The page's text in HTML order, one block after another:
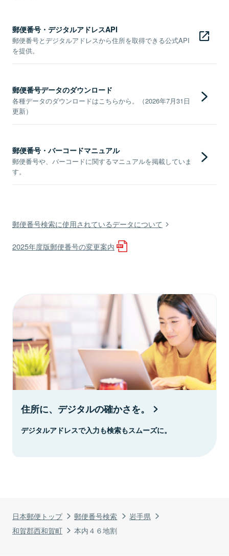
日本郵便トップ 郵便番号検索
岩手県
和賀郡西和賀町
本内４６地割
郵便番号・デジタルアドレスAPI
郵便番号とデジタルアドレスから住所を取得できる公式API
を提供。
郵便番号データのダウンロード
各種データのダウンロードはこちらから。（2026年7月31日
更新）
郵便番号・バーコードマニュアル
郵便番号や、バーコードに関するマニュアルを掲載していま
す。
郵便番号検索に使用されているデータについて
2025年度版郵便番号の変更案内
住所に、デジタルの確かさを。
デジタルアドレスで入力も検索もスムーズに。